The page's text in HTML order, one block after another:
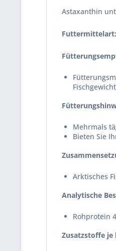
Astaxanthin
Futtermittelart:
Mehrmals
Bieten Sie
Arktisches
Analytische
Rohprotein
Zusatzstoffe je